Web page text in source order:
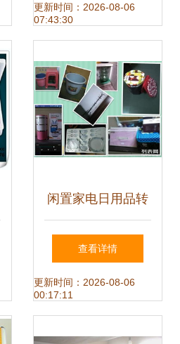
电商展聚焦日用家
更新时间：2026-08-06
07:43:30
闲置家电日用品转
让攻略 广州地区实
用指南一·城市变现
查看详情
更新时间：2026-08-06
00:17:11